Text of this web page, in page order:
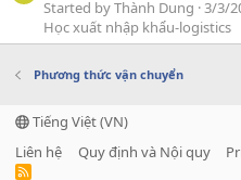
Started by Thành Dung 3/3/
Học xuất nhập khẩu-logistics
Phương thức vận chuyển
Tiếng Việt (VN)
Liên hệ
Quy định và Nội quy
R